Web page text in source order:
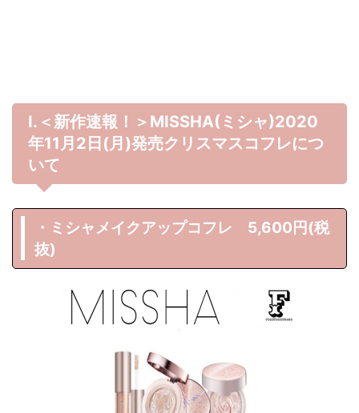
Ⅰ.＜新作速報！＞MISSHA(ミシャ)2020
年11月2日(月)発売クリスマスコフレにつ
いて
・ミシャメイクアップコフレ 5,600円(税
抜)